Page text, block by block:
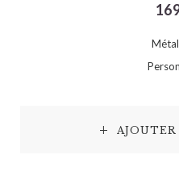
AJOUTER